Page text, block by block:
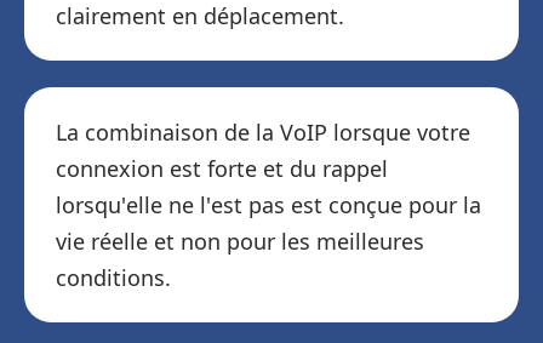
clairement en déplacement.
La combinaison de la VoIP lorsque votre
connexion est forte et du rappel
lorsqu'elle ne l'est pas est conçue pour la
vie réelle et non pour les meilleures
conditions.